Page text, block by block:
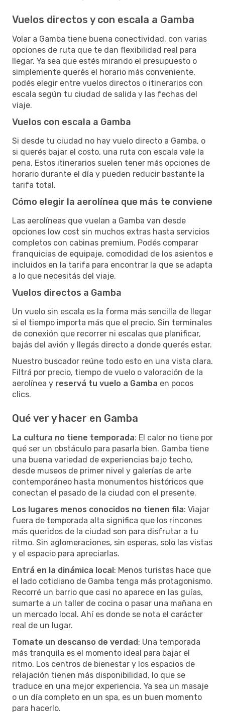
Vuelos directos y con escala a Gamba
Volar a Gamba tiene buena conectividad, con varias
opciones de ruta que te dan flexibilidad real para
llegar. Ya sea que estés mirando el presupuesto o
simplemente querés el horario más conveniente,
podés elegir entre vuelos directos o itinerarios con
escala según tu ciudad de salida y las fechas del
viaje.
Vuelos con escala a Gamba
Si desde tu ciudad no hay vuelo directo a Gamba, o
si querés bajar el costo, una ruta con escala vale la
pena. Estos itinerarios suelen tener más opciones de
horario durante el día y pueden reducir bastante la
tarifa total.
Cómo elegir la aerolínea que más te conviene
Las aerolíneas que vuelan a Gamba van desde
opciones low cost sin muchos extras hasta servicios
completos con cabinas premium. Podés comparar
franquicias de equipaje, comodidad de los asientos e
incluidos en la tarifa para encontrar la que se adapta
a lo que necesitás del viaje.
Vuelos directos a Gamba
Un vuelo sin escala es la forma más sencilla de llegar
si el tiempo importa más que el precio. Sin terminales
de conexión que recorrer ni escalas que planificar,
bajás del avión y llegás directo a donde querés estar.
Nuestro buscador reúne todo esto en una vista clara.
Filtrá por precio, tiempo de vuelo o valoración de la
aerolínea y reservá tu vuelo a Gamba en pocos
clics.
Qué ver y hacer en Gamba
La cultura no tiene temporada: El calor no tiene por
qué ser un obstáculo para pasarla bien. Gamba tiene
una buena variedad de experiencias bajo techo,
desde museos de primer nivel y galerías de arte
contemporáneo hasta monumentos históricos que
conectan el pasado de la ciudad con el presente.
Los lugares menos conocidos no tienen fila: Viajar
fuera de temporada alta significa que los rincones
más queridos de la ciudad son para disfrutar a tu
ritmo. Sin aglomeraciones, sin esperas, solo las vistas
y el espacio para apreciarlas.
Entrá en la dinámica local: Menos turistas hace que
el lado cotidiano de Gamba tenga más protagonismo.
Recorré un barrio que casi no aparece en las guías,
sumarte a un taller de cocina o pasar una mañana en
un mercado local. Ahí es donde se nota el carácter
real de un lugar.
Tomate un descanso de verdad: Una temporada
más tranquila es el momento ideal para bajar el
ritmo. Los centros de bienestar y los espacios de
relajación tienen más disponibilidad, lo que se
traduce en una mejor experiencia. Ya sea un masaje
o un día completo en un spa, es un buen momento
para hacerlo.